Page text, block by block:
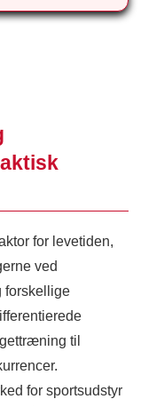
for levetiden,
ved
forskellige
til
for sportsudstyr